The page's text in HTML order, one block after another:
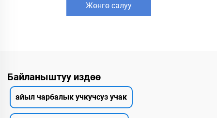
Жөнгө салуу
Байланыштуу издөө
айыл чарбалык учкучсуз учак